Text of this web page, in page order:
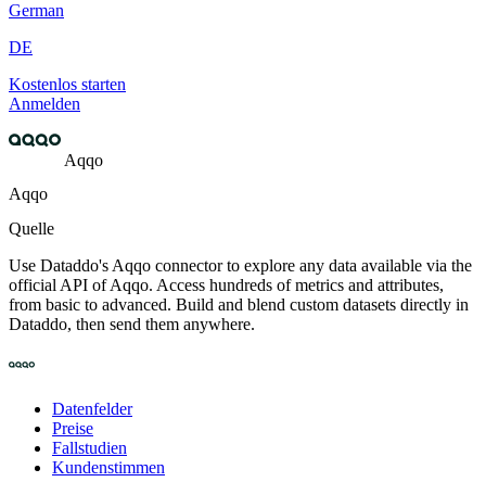
German
DE
Kostenlos starten
Anmelden
Aqqo
Aqqo
Quelle
Use Dataddo's Aqqo connector to explore any data available via the
official API of Aqqo. Access hundreds of metrics and attributes,
from basic to advanced. Build and blend custom datasets directly in
Dataddo, then send them anywhere.
Datenfelder
Preise
Fallstudien
Kundenstimmen